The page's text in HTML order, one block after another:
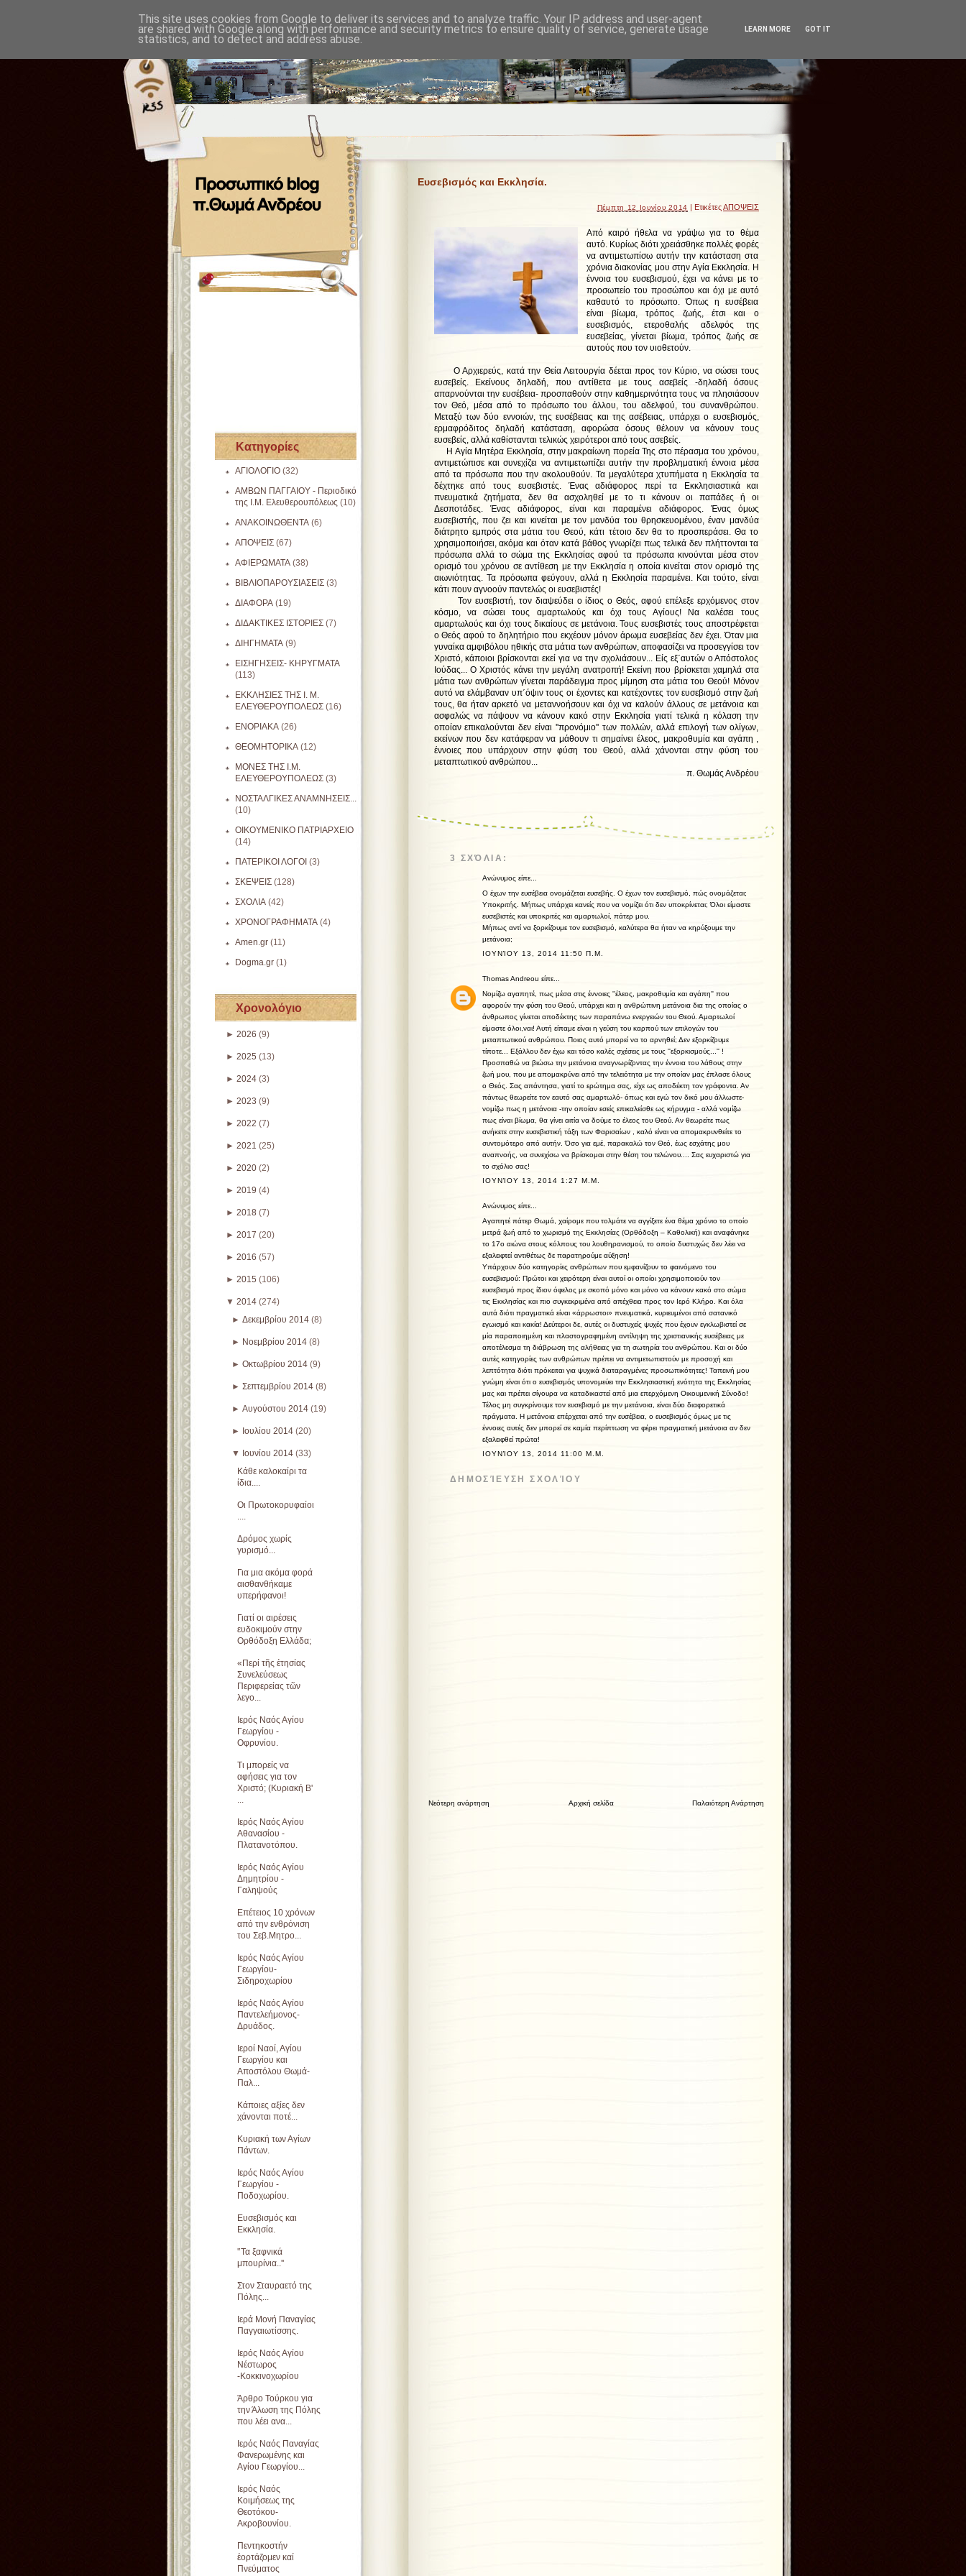
Κατηγορίες
ΑΓΙΟΛΟΓΙΟ (32)
ΑΜΒΩΝ ΠΑΓΓΑΙΟΥ - Περιοδικό
της Ι.Μ. Ελευθερουπόλεως (10)
ΑΝΑΚΟΙΝΩΘΕΝΤΑ (6)
ΑΠΟΨΕΙΣ (67)
ΑΦΙΕΡΩΜΑΤΑ (38)
ΒΙΒΛΙΟΠΑΡΟΥΣΙΑΣΕΙΣ (3)
ΔΙΑΦΟΡΑ (19)
ΔΙΔΑΚΤΙΚΕΣ ΙΣΤΟΡΙΕΣ (7)
ΔΙΗΓΗΜΑΤΑ (9)
ΕΙΣΗΓΗΣΕΙΣ- ΚΗΡΥΓΜΑΤΑ
(113)
ΕΚΚΛΗΣΙΕΣ ΤΗΣ Ι. Μ.
ΕΛΕΥΘΕΡΟΥΠΟΛΕΩΣ (16)
ΕΝΟΡΙΑΚΑ (26)
ΘΕΟΜΗΤΟΡΙΚΑ (12)
ΜΟΝΕΣ ΤΗΣ Ι.Μ.
ΕΛΕΥΘΕΡΟΥΠΟΛΕΩΣ (3)
ΝΟΣΤΑΛΓΙΚΕΣ ΑΝΑΜΝΗΣΕΙΣ...
(10)
ΟΙΚΟΥΜΕΝΙΚΟ ΠΑΤΡΙΑΡΧΕΙΟ
(14)
ΠΑΤΕΡΙΚΟΙ ΛΟΓΟΙ (3)
ΣΚΕΨΕΙΣ (128)
ΣΧΟΛΙΑ (42)
ΧΡΟΝΟΓΡΑΦΗΜΑΤΑ (4)
Amen.gr (11)
Dogma.gr (1)
Χρονολόγιο
► 2026 (9)
► 2025 (13)
► 2024 (3)
► 2023 (9)
► 2022 (7)
► 2021 (25)
► 2020 (2)
► 2019 (4)
► 2018 (7)
► 2017 (20)
► 2016 (57)
► 2015 (106)
▼ 2014 (274)
► Δεκεμβρίου 2014 (8)
► Νοεμβρίου 2014 (8)
► Οκτωβρίου 2014 (9)
► Σεπτεμβρίου 2014 (8)
► Αυγούστου 2014 (19)
► Ιουλίου 2014 (20)
▼ Ιουνίου 2014 (33)
Κάθε καλοκαίρι τα
ίδια....
Οι Πρωτοκορυφαίοι
....
Δρόμος χωρίς
γυρισμό...
Για μια ακόμα φορά
αισθανθήκαμε
υπερήφανοι!
Γιατί οι αιρέσεις
ευδοκιμούν στην
Ορθόδοξη Ελλάδα;
«Περί τῆς ἐτησίας
Συνελεύσεως
Περιφερείας τῶν
λεγο...
Ιερός Ναός Αγίου
Γεωργίου -
Οφρυνίου.
Τι μπορείς να
αφήσεις για τον
Χριστό; (Κυριακή Β'
...
Ιερός Ναός Αγίου
Αθανασίου -
Πλατανοτόπου.
Ιερός Ναός Αγίου
Δημητρίου -
Γαληψούς
Επέτειος 10 χρόνων
από την ενθρόνιση
του Σεβ.Μητρο...
Ιερός Ναός Αγίου
Γεωργίου-
Σιδηροχωρίου
Ιερός Ναός Αγίου
Παντελεήμονος-
Δρυάδος.
Ιεροί Ναοί, Αγίου
Γεωργίου και
Αποστόλου Θωμά-
Παλ...
Κάποιες αξίες δεν
χάνονται ποτέ...
Κυριακή των Αγίων
Πάντων.
Ιερός Ναός Αγίου
Γεωργίου -
Ποδοχωρίου.
Ευσεβισμός και
Εκκλησία.
'’Τα ξαφνικά
μπουρίνια..''
Στον Σταυραετό της
Πόλης...
Iερά Μονή Παναγίας
Παγγαιωτίσσης.
Ιερός Ναός Αγίου
Νέστωρος
-Κοκκινοχωρίου
Άρθρο Τούρκου για
την Άλωση της Πόλης
που λέει ανα...
Ιερός Ναός Παναγίας
Φανερωμένης και
Αγίου Γεωργίου...
Ιερός Ναός
Κοιμήσεως της
Θεοτόκου-
Ακροβουνίου.
Πεντηκοστήν
ἑορτάζομεν καί
Πνεύματος
Ευσεβισμός και Εκκλησία.
Πέμπτη 12 Ιουνίου 2014 | ΕτικέτεςΑΠΟΨΕΙΣ
Από καιρό ήθελα να γράψω για το θέμα
αυτό. Κυρίως διότι χρειάσθηκε πολλές φορές
να αντιμετωπίσω αυτήν την κατάσταση στα
χρόνια διακονίας μου στην Αγία Εκκλησία. Η
έννοια του ευσεβισμού, έχει να κάνει με το
προσωπείο του προσώπου και όχι με αυτό
καθαυτό το πρόσωπο. Όπως η ευσέβεια
είναι βίωμα, τρόπος ζωής, έτσι και ο
ευσεβισμός, ετεροθαλής αδελφός της
ευσεβείας, γίνεται βίωμα, τρόπος ζωής σε
αυτούς που τον υιοθετούν.
Ο Αρχιερεύς, κατά την Θεία Λειτουργία δέεται προς τον Κύριο, να σώσει τους
ευσεβείς. Εκείνους δηλαδή, που αντίθετα με τους ασεβείς -δηλαδή όσους
απαρνούνται την ευσέβεια- προσπαθούν στην καθημερινότητα τους να πλησιάσουν
τον Θεό, μέσα από το πρόσωπο του άλλου, του αδελφού, του συνανθρώπου.
Μεταξύ των δύο εννοιών, της ευσέβειας και της ασέβειας, υπάρχει ο ευσεβισμός,
ερμαφρόδιτος δηλαδή κατάσταση, αφορώσα όσους θέλουν να κάνουν τους
ευσεβείς, αλλά καθίστανται τελικώς χειρότεροι από τους ασεβείς.
Η Αγία Μητέρα Εκκλησία, στην μακραίωνη πορεία Της στο πέρασμα του χρόνου,
αντιμετώπισε και συνεχίζει να αντιμετωπίζει αυτήν την προβληματική έννοια μέσα
από τα πρόσωπα που την ακολουθούν. Τα μεγαλύτερα χτυπήματα η Εκκλησία τα
δέχτηκε από τους ευσεβιστές. Ένας αδιάφορος περί τα Εκκλησιαστικά και
πνευματικά ζητήματα, δεν θα ασχοληθεί με το τι κάνουν οι παπάδες ή οι
Δεσποτάδες. Ένας αδιάφορος, είναι και παραμένει αδιάφορος. Ένας όμως
ευσεβιστής, που ζει και κινείται με τον μανδύα του θρησκευομένου, έναν μανδύα
διάτρητο εμπρός στα μάτια του Θεού, κάτι τέτοιο δεν θα το προσπεράσει. Θα το
χρησιμοποιήσει, ακόμα και όταν κατά βάθος γνωρίζει πως τελικά δεν πλήττονται τα
πρόσωπα αλλά το σώμα της Εκκλησίας αφού τα πρόσωπα κινούνται μέσα στον
ορισμό του χρόνου σε αντίθεση με την Εκκλησία η οποία κινείται στον ορισμό της
αιωνιότητας. Τα πρόσωπα φεύγουν, αλλά η Εκκλησία παραμένει. Και τούτο, είναι
κάτι πουν αγνοούν παντελώς οι ευσεβιστές!
Τον ευσεβιστή, τον διαψεύδει ο ίδιος ο Θεός, αφού επέλεξε ερχόμενος στον
κόσμο, να σώσει τους αμαρτωλούς και όχι τους Αγίους! Να καλέσει τους
αμαρτωλούς και όχι τους δικαίους σε μετάνοια. Τους ευσεβιστές τους αποστρέφεται
ο Θεός αφού το δηλητήριο που εκχέουν μόνον άρωμα ευσεβείας δεν έχει. Όταν μια
γυναίκα αμφιβόλου ηθικής στα μάτια των ανθρώπων, αποφασίζει να προσεγγίσει τον
Χριστό, κάποιοι βρίσκονται εκεί για να την σχολιάσουν... Είς εξ΄αυτών ο Απόστολος
Ιούδας... Ο Χριστός κάνει την μεγάλη ανατροπή! Εκείνη που βρίσκεται χαμηλά στα
μάτια των ανθρώπων γίνεται παράδειγμα προς μίμηση στα μάτια του Θεού! Μόνον
αυτό να ελάμβαναν υπ΄όψιν τους οι έχοντες και κατέχοντες τον ευσεβισμό στην ζωή
τους, θα ήταν αρκετό να μεταννοήσουν και όχι να καλούν άλλους σε μετάνοια και
ασφαλώς να πάψουν να κάνουν κακό στην Εκκλησία γιατί τελικά η κόλαση την
οποίαν επικαλούνται δεν είναι ''προνόμιο'' των πολλών, αλλά επιλογή των ολίγων,
εκείνων που δεν κατάφεραν να μάθουν τι σημαίνει έλεος, μακροθυμία και αγάπη ,
έννοιες που υπάρχουν στην φύση του Θεού, αλλά χάνονται στην φύση του
μεταπτωτικού ανθρώπου...
π. Θωμάς Ανδρέου
3 ΣΧΌΛΙΑ:
Ανώνυμος είπε...
Ο έχων την ευσέβεια ονομάζεται ευσεβής. Ο έχων τον ευσεβισμό, πώς ονομάζεται;
Υποκριτής. Μήπως υπάρχει κανείς που να νομίζει ότι δεν υποκρίνεται; Όλοι είμαστε
ευσεβιστές και υποκριτές και αμαρτωλοί, πάτερ μου.
Μήπως αντί να ξορκίζουμε τον ευσεβισμό, καλύτερα θα ήταν να κηρύξουμε την
μετάνοια;
ΙΟΥΝΊΟΥ 13, 2014 11:50 Π.Μ.
Thomas Andreou είπε...
Νομίζω αγαπητέ, πως μέσα στις έννοιες ''έλεος, μακροθυμία και αγάπη'' που
αφορούν την φύση του Θεού, υπάρχει και η ανθρώπινη μετάνοια δια της οποίας ο
άνθρωπος γίνεται αποδέκτης των παραπάνω ενεργειών του Θεού. Αμαρτωλοί
είμαστε όλοι,ναι! Αυτή είπαμε είναι η γεύση του καρπού των επιλογών του
μεταπτωτικού ανθρώπου. Ποιος αυτό μπορεί να το αρνηθεί; Δεν εξορκίζουμε
τίποτε... Εξάλλου δεν έχω και τόσο καλές σχέσεις με τους ''εξορκισμούς...'' !
Προσπαθώ να βιώσω την μετάνοια αναγνωρίζοντας την έννοια του λάθους στην
ζωή μου, που με απομακρύνει από την τελειότητα με την οποίαν μας έπλασε όλους
ο Θεός. Σας απάντησα, γιατί το ερώτημα σας, είχε ως αποδέκτη τον γράφοντα. Αν
πάντως θεωρείτε τον εαυτό σας αμαρτωλό- όπως και εγώ τον δικό μου άλλωστε-
νομίζω πως η μετάνοια -την οποίαν εσείς επικαλείσθε ως κήρυγμα - αλλά νομίζω
πως είναι βίωμα, θα γίνει αιτία να δούμε το έλεος του Θεού. Αν θεωρείτε πως
ανήκετε στην ευσεβιστική τάξη των Φαρισαίων , καλό είναι να απομακρυνθείτε το
συντομότερο από αυτήν. Όσο για εμέ, παρακαλώ τον Θεό, έως εσχάτης μου
αναπνοής, να συνεχίσω να βρίσκομαι στην θέση του τελώνου.... Σας ευχαριστώ για
το σχόλιο σας!
ΙΟΥΝΊΟΥ 13, 2014 1:27 Μ.Μ.
Ανώνυμος είπε...
Αγαπητέ πάτερ Θωμά, χαίρομε που τολμάτε να αγγίξετε ένα θέμα χρόνιο το οποίο
μετρά ζωή από το χωρισμό της Εκκλησίας (Ορθόδοξη – Καθολική) και αναφάνηκε
το 17o αιώνα στους κόλπους του λουθηρανισμού, το οποίο δυστυχώς δεν λέει να
εξαλειφτεί αντιθέτως δε παρατηρούμε αύξηση!
Υπάρχουν δύο κατηγορίες ανθρώπων που εμφανίζουν το φαινόμενο του
ευσεβισμού: Πρώτοι και χειρότερη είναι αυτοί οι οποίοι χρησιμοποιούν τον
ευσεβισμό προς ίδιον όφελος με σκοπό μόνο και μόνο να κάνουν κακό στο σώμα
τις Εκκλησίας και πιο συγκεκριμένα από απέχθεια προς τον Ιερό Κλήρο. Και όλα
αυτά διότι πραγματικά είναι «άρρωστοι» πνευματικά, κυριευμένοι από σατανικό
εγωισμό και κακία! Δεύτεροι δε, αυτές οι δυστυχείς ψυχές που έχουν εγκλωβιστεί σε
μία παραποιημένη και πλαστογραφημένη αντίληψη της χριστιανικής ευσέβειας με
αποτέλεσμα τη διάβρωση της αλήθειας για τη σωτηρία του ανθρώπου. Και οι δύο
αυτές κατηγορίες των ανθρώπων πρέπει να αντιμετωπιστούν με προσοχή και
λεπτότητα διότι πρόκειται για ψυχικά διαταραγμένες προσωπικότητες! Ταπεινή μου
γνώμη είναι ότι ο ευσεβισμός υπονομεύει την Εκκλησιαστική ενότητα της Εκκλησίας
μας και πρέπει σίγουρα να καταδικαστεί από μια επερχόμενη Οικουμενική Σύνοδο!
Τέλος μη συγκρίνουμε τον ευσεβισμό με την μετάνοια, είναι δύο διαφορετικά
πράγματα. Η μετάνοια επέρχεται από την ευσέβεια, ο ευσεβισμός όμως με τις
έννοιες αυτές δεν μπορεί σε καμία περίπτωση να φέρει πραγματική μετάνοια αν δεν
εξαλειφθεί πρώτα!
ΙΟΥΝΊΟΥ 13, 2014 11:00 Μ.Μ.
ΔΗΜΟΣΊΕΥΣΗ ΣΧΟΛΊΟΥ
Νεότερη ανάρτηση Παλαιότερη Ανάρτηση
Αρχική σελίδα
This site uses cookies from Google to deliver its services and to analyze traffic. Your IP address and user-agent
are shared with Google along with performance and security metrics to ensure quality of service, generate usage
statistics, and to detect and address abuse.
LEARN MORE GOT IT